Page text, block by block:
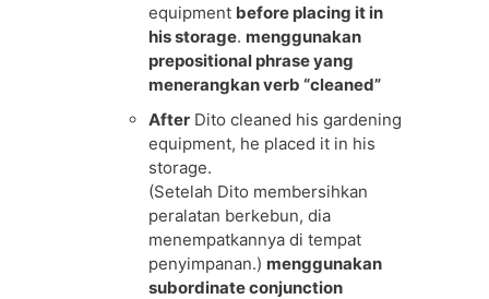
equipment before placing it in
his storage. menggunakan
prepositional phrase yang
menerangkan verb “cleaned”
After Dito cleaned his gardening
equipment, he placed it in his
storage.
(Setelah Dito membersihkan
peralatan berkebun, dia
menempatkannya di tempat
penyimpanan.) menggunakan
subordinate conjunction